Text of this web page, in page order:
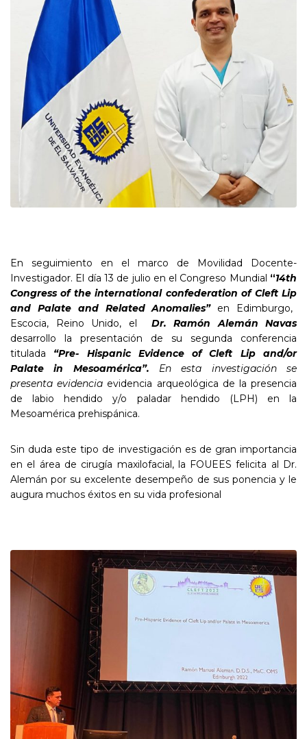
En seguimiento en el marco de Movilidad Docente-
Investigador. El día 13 de julio en el Congreso Mundial “14th
Congress of the international confederation of Cleft Lip
and Palateand Related Anomalies”en Edimburgo,
Escocia, Reino Unido, el Dr. Ramón Alemán Navas
desarrollo la presentación de su segunda conferencia
titulada “Pre- Hispanic Evidence of Cleft Lipand/or
Palate in Mesoamérica”. En esta investigación se
presenta evidencia evidencia arqueológica de la presencia
de labio hendido y/o paladar hendido (LPH) en la
Mesoamérica prehispánica.
Sin duda este tipo de investigación es de gran importancia
en el área de cirugía maxilofacial, la FOUEES felicita al Dr.
Alemán por su excelente desempeño de sus ponencia y le
augura muchos éxitos en su vida profesional